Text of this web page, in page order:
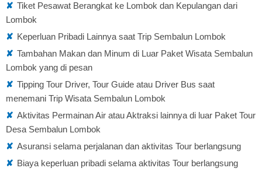
✘ Tiket Pesawat Berangkat ke Lombok dan Kepulangan dari
Lombok
✘ Keperluan Pribadi Lainnya saat Trip Sembalun Lombok
✘ Tambahan Makan dan Minum di Luar Paket Wisata Sembalun
Lombok yang di pesan
✘ Tipping Tour Driver, Tour Guide atau Driver Bus saat
menemani Trip Wisata Sembalun Lombok
✘ Aktivitas Permainan Air atau Aktraksi lainnya di luar Paket Tour
Desa Sembalun Lombok
✘ Asuransi selama perjalanan dan aktivitas Tour berlangsung
✘ Biaya keperluan pribadi selama aktivitas Tour berlangsung